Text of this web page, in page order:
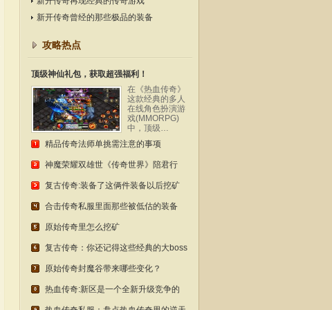
新开传奇曾经的那些极品的装备
攻略热点
顶级神仙礼包，获取超强福利！
在《热血传奇》
这款经典的多人
在线角色扮演游
戏(MMORPG)
中，顶级…
精品传奇法师单挑需注意的事项
神魔荣耀双雄世《传奇世界》陪君行
复古传奇:装备了这俩件装备以后挖矿
合击传奇私服里面那些被低估的装备
原始传奇里怎么挖矿
复古传奇：你还记得这些经典的大boss
原始传奇封魔谷带来哪些变化？
热血传奇:新区是一个全新升级竞争的